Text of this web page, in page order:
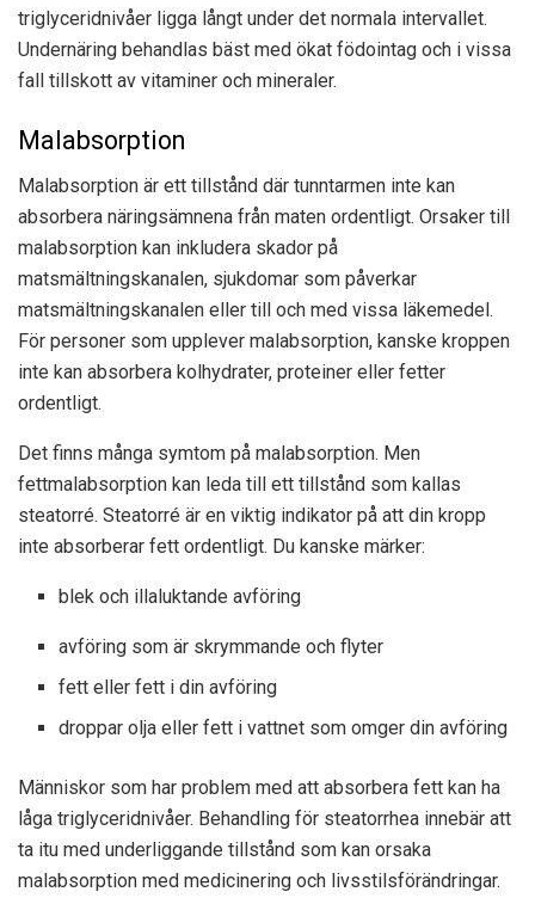
triglyceridnivåer ligga långt under det normala intervallet.
Undernäring behandlas bäst med ökat födointag och i vissa
fall tillskott av vitaminer och mineraler.
Malabsorption
Malabsorption är ett tillstånd där tunntarmen inte kan
absorbera näringsämnena från maten ordentligt. Orsaker till
malabsorption kan inkludera skador på
matsmältningskanalen, sjukdomar som påverkar
matsmältningskanalen eller till och med vissa läkemedel.
För personer som upplever malabsorption, kanske kroppen
inte kan absorbera kolhydrater, proteiner eller fetter
ordentligt.
Det finns många symtom på malabsorption. Men
fettmalabsorption kan leda till ett tillstånd som kallas
steatorré. Steatorré är en viktig indikator på att din kropp
inte absorberar fett ordentligt. Du kanske märker:
blek och illaluktande avföring
avföring som är skrymmande och flyter
fett eller fett i din avföring
droppar olja eller fett i vattnet som omger din avföring
Människor som har problem med att absorbera fett kan ha
låga triglyceridnivåer. Behandling för steatorrhea innebär att
ta itu med underliggande tillstånd som kan orsaka
malabsorption med medicinering och livsstilsförändringar.